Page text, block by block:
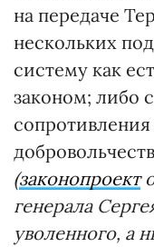
на передаче
нескольких
систему как
законом; либо
(законопроект
генерала
уволенного, а